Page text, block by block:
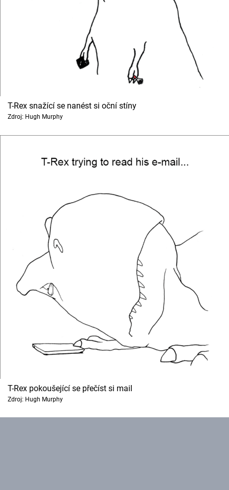
Přihlášení
T-Rex snažící se nanést si oční stíny
Zdroj: Hugh Murphy
T-Rex pokoušející se přečíst si mail
Zdroj: Hugh Murphy